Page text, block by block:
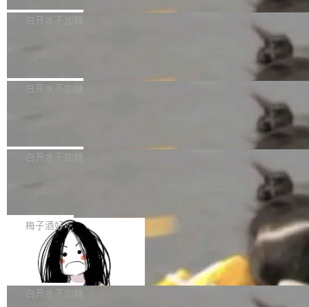
不得生成涉及安全性的关键变更，除非作者本身
36个月。 公告显示，本次宇树科技战略配售对
员工参与设立的专项资产管理计划。其中，Dee
获配9...
Bug fixes and enhancements 修复多次传递同
一个回归问题，该问题导致拉取镜像时会拒绝包
题，该问题可能导致在旧版 Linux 内核...
白开水不加糖
e 孵化器项目管理委员会（IPMC）投票中获得
P）！这一里程碑不仅标志着 Fluss 迈入新的发
白开水不加糖
长期停止内容更新，未能实现其作为“AI版维基百
提交的编辑请求也长期处于待处理状态。 Groki
pedia 于去年底上线，定位为由人工智能生成内
容的百科平台，被马斯克视为传统众包百科网站
维基百科的替代方案。Lawfare 调查发现，无论
热门页面还是低关注度页面，均未出现近期更
白开水不加糖
是这样的：配 MessageSource 的 Bean、写 R
eloadableResourceBundleMessageSource、
声明 LocaleResolver、注册 LocaleChangeInt
erceptor…五六步之后才能看到第一行翻译文
本。 Solon 换了个方式。整个 i18n 模块围绕三
梅子酒好吃
Apache Doris 4.1 全面增强 Iceberg：
支持 UPDATE、MERGE INTO 与 Iceb
erg V3
Apache Doris 4.1 要补齐的，正是缺失的那一
半。在已有查询能力的基础上，Doris 进一步支
白开水不加糖